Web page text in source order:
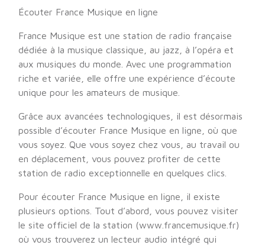
Écouter France Musique en ligne
France Musique est une station de radio française
dédiée à la musique classique, au jazz, à l’opéra et
aux musiques du monde. Avec une programmation
riche et variée, elle offre une expérience d’écoute
unique pour les amateurs de musique.
Grâce aux avancées technologiques, il est désormais
possible d’écouter France Musique en ligne, où que
vous soyez. Que vous soyez chez vous, au travail ou
en déplacement, vous pouvez profiter de cette
station de radio exceptionnelle en quelques clics.
Pour écouter France Musique en ligne, il existe
plusieurs options. Tout d’abord, vous pouvez visiter
le site officiel de la station (www.francemusique.fr)
où vous trouverez un lecteur audio intégré qui